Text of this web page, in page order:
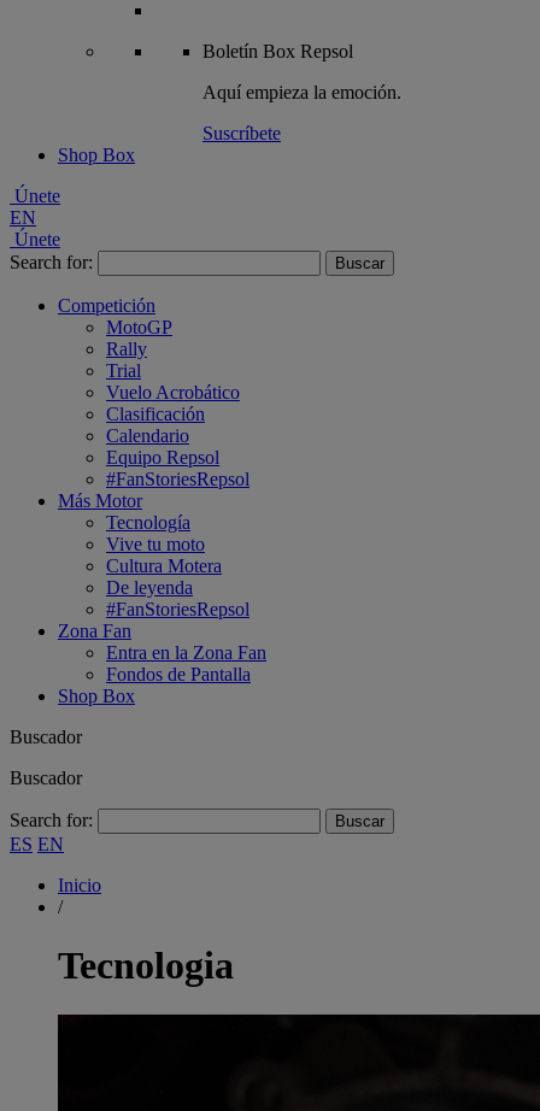
Boletín Box Repsol
Aquí empieza la emoción.
Suscríbete
Shop Box
Únete
EN
Únete
Search for:
Competición
MotoGP
Rally
Trial
Vuelo Acrobático
Clasificación
Calendario
Equipo Repsol
#FanStoriesRepsol
Más Motor
Tecnología
Vive tu moto
Cultura Motera
De leyenda
#FanStoriesRepsol
Zona Fan
Entra en la Zona Fan
Fondos de Pantalla
Shop Box
Buscador
Buscador
Search for:
ES EN
Inicio
/
Tecnologia